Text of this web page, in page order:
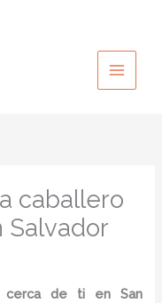
caballero
Salvador
cerca de ti en San